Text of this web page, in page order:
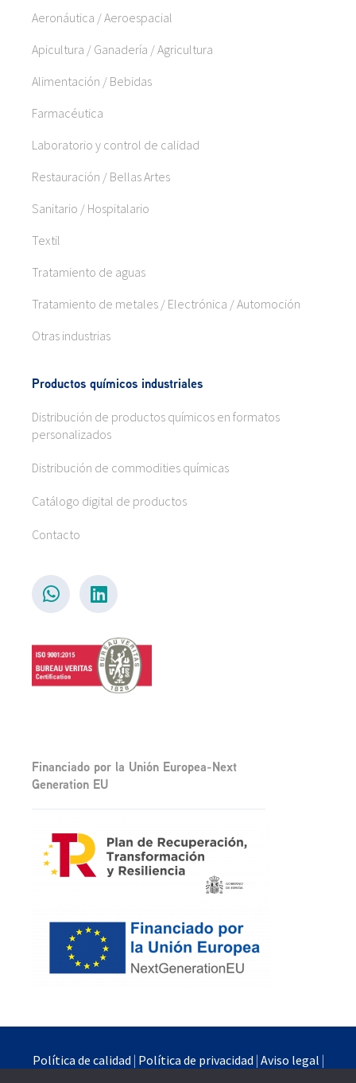
Aeronáutica / Aeroespacial
Apicultura / Ganadería / Agricultura
Alimentación / Bebidas
Farmacéutica
Laboratorio y control de calidad
Restauración / Bellas Artes
Sanitario / Hospitalario
Textil
Tratamiento de aguas
Tratamiento de metales / Electrónica / Automoción
Otras industrias
Productos químicos industriales
Distribución de productos químicos en formatos
personalizados
Distribución de commodities químicas
Catálogo digital de productos
Contacto
Financiado por la Unión Europea-Next
Generation EU
Política de calidad | Política de privacidad | Aviso legal |